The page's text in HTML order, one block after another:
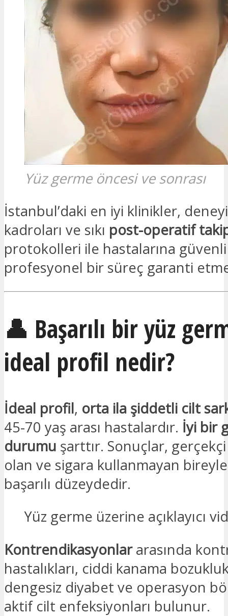
Yüz germe öncesi ve sonrası
İstanbul’daki en iyi klinikler,
kadroları ve sıkı post-operatif
protokolleri ile hastalarına
profesyonel bir süreç garanti
👤 Başarılı bir yüz
ideal profil nedir?
İdeal profil, orta ila şiddetli cilt
45-70 yaş arası hastalardır. İyi bir
durumu şarttır. Sonuçlar,
olan ve sigara kullanmayan
başarılı düzeydedir.
Yüz germe üzerine açıklayıcı
Kontrendikasyonlararasında
hastalıkları, ciddi kanama
dengesiz diyabet ve operasyon
aktif cilt enfeksiyonları bulunur.